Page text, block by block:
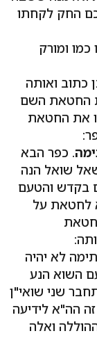
החק לקחתו
ומורק
כתוב ואותה
החטאת השם
את החטאת
. כפר הבא
שואל הנה
בקדש והטעם
לחטאת על
לא יהיה
השוא הנע
שני שואי"ן
הה"א לידיעה
ואלה